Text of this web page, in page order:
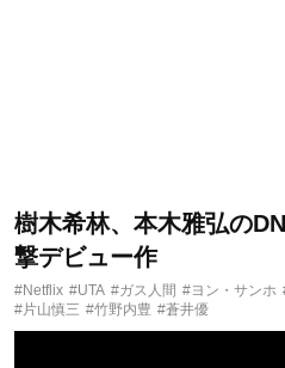
樹木希林、本木雅弘の
撃デビュー作
#Netflix #UTA #ガス人間 #ヨン・サンホ
#片山慎三 #竹野内豊 #蒼井優